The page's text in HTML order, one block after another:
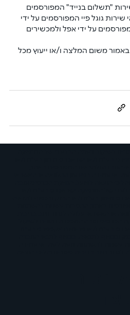
"תשלום בנייד" המפורסמים
גוגל פיי המפורסמים על ידי
על ידי אפל ולמכשירים
באמור משום המלצה ו/או ייעוץ מכל